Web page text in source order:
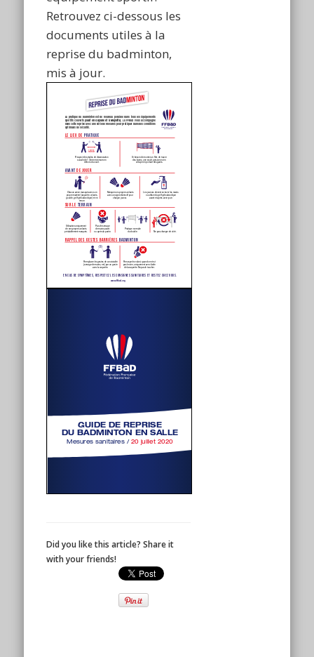
Retrouvez ci-dessous les
documents utiles à la
reprise du badminton,
mis à jour.
Did you like this article? Share it
with your friends!